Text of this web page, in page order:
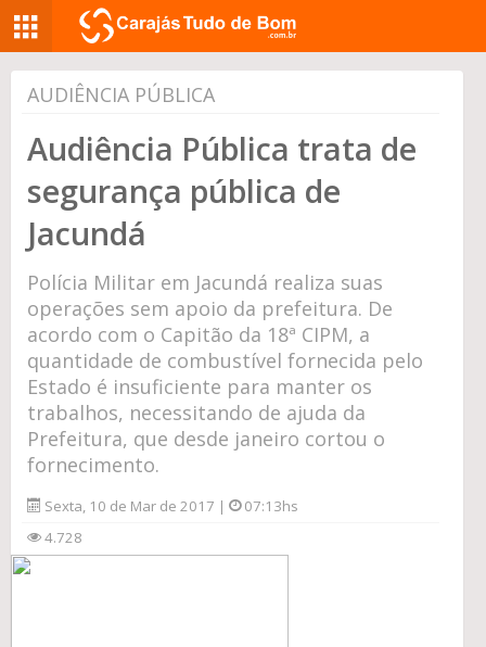
AUDIÊNCIA PÚBLICA
Audiência Pública trata de
segurança pública de
Jacundá
Polícia Militar em Jacundá realiza suas
operações sem apoio da prefeitura. De
acordo com o Capitão da 18ª CIPM, a
quantidade de combustível fornecida pelo
Estado é insuficiente para manter os
trabalhos, necessitando de ajuda da
Prefeitura, que desde janeiro cortou o
fornecimento.
Sexta, 10 de Mar de 2017 |
07:13hs
4.728